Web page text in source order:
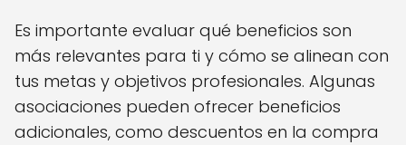
Es importante evaluar qué beneficios son
más relevantes para ti y cómo se alinean con
tus metas y objetivos profesionales. Algunas
asociaciones pueden ofrecer beneficios
adicionales, como descuentos en la compra